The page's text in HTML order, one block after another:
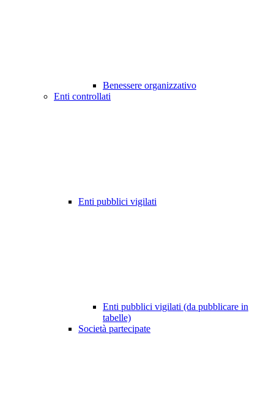
Benessere organizzativo
Enti controllati
Enti pubblici vigilati
Enti pubblici vigilati (da pubblicare in
tabelle)
Società partecipate